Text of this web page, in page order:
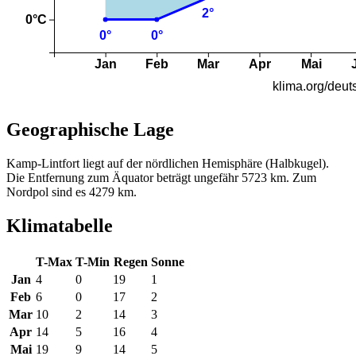
Geographische Lage
Kamp-Lintfort liegt auf der nördlichen Hemisphäre (Halbkugel).
Die Entfernung zum Äquator beträgt ungefähr 5723 km. Zum
Nordpol sind es 4279 km.
Klimatabelle
T-Max T-Min Regen Sonne
Jan 4 0 19
1
Feb 6 0 17
2
Mar 10 2 14
3
Apr 14 5 16
4
Mai 19 9 14 5